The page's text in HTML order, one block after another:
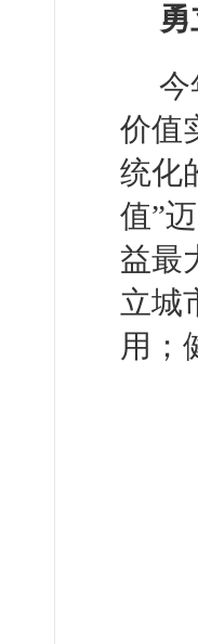
今
价值
统化
值”
益最
立城
用；